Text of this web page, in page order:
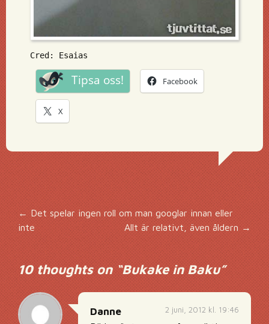
Cred: Esaias
Tipsa oss! Facebook
X
Inläggsnavigering
← Det spelar ingen roll om man googlar innan eller
inte
Allt är relativt, även åldern→
10 thoughts on “Bukake in Baku”
2 juni, 2012 kl. 19:46
Danne